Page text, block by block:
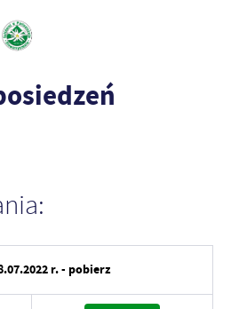
r. - pobierz